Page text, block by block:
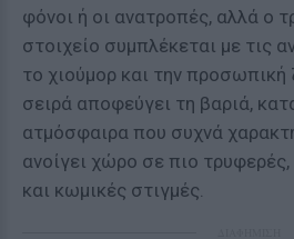
φόνοι ή οι ανατροπές, αλλά ο
στοιχείο συμπλέκεται με τις
το χιούμορ και την
σειρά αποφεύγει τη βαριά,
ατμόσφαιρα που συχνά
ανοίγει χώρο σε πιο
και κωμικές στιγμές.